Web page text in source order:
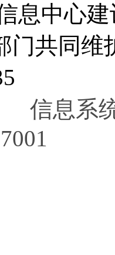
息中心建
门共同
信息系